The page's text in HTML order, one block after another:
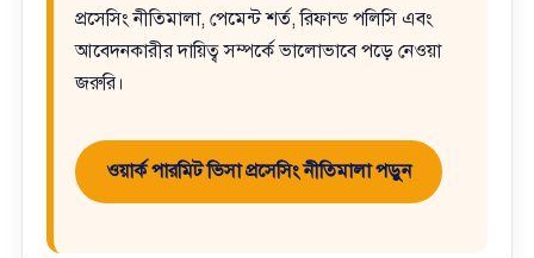
প্রসেসিং নীতিমালা, পেমেন্ট শর্ত, রিফান্ড পলিসি এবং
আবেদনকারীর দায়িত্ব সম্পর্কে ভালোভাবে পড়ে নেওয়া
জরুরি।
ওয়ার্ক পারমিট ভিসা প্রসেসিং নীতিমালা পড়ুন